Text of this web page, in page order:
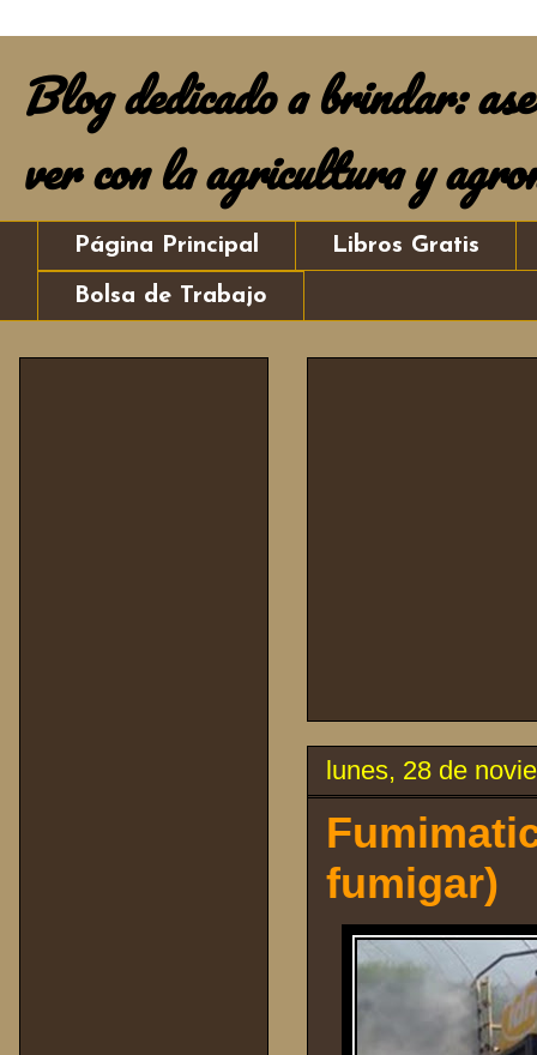
Blog dedicado a brindar:
ver con la agricultura y
Página Principal Libros Gratis
Bolsa de Trabajo
lunes, 28 de
fumigar)